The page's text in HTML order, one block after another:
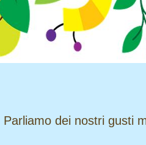
​​​​​​​Parliamo dei nostri gusti